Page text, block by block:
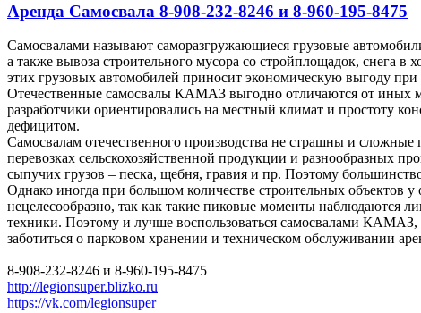
Аренда Самосвала 8-908-232-8246 и 8-960-195-8475
Самосвалами называют саморазгружающиеся грузовые
а также вывоза строительного мусора со стройплощадок, снега в
этих грузовых автомобилей приносит экономическую выгоду при
Отечественные самосвалы КАМАЗ выгодно отличаются от иных
разработчики ориентировались на местный климат и простоту
дефицитом.
Самосвалам отечественного производства не страшны и
перевозках сельскохозяйственной продукции и разнообразных
сыпучих грузов – песка, щебня, гравия и пр. Поэтому
Однако иногда при большом количестве строительных объектов
нецелесообразно, так как такие пиковые моменты наблюдаются
техники. Поэтому и лучше воспользоваться самосвалами КАМАЗ,
заботиться о парковом хранении и техническом обслуживании
8-908-232-8246 и 8-960-195-8475
http://legionsuper.blizko.ru
https://vk.com/legionsuper